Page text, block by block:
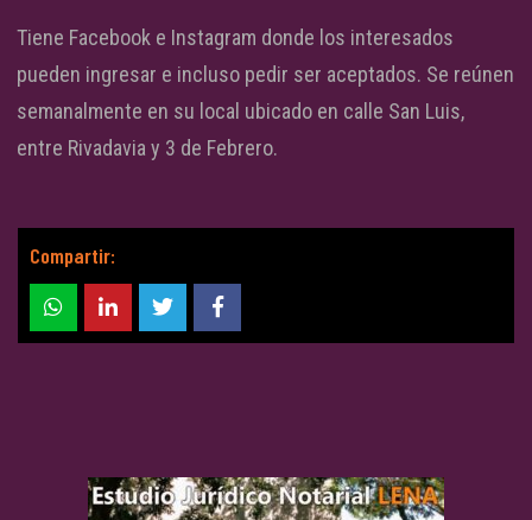
Tiene Facebook e Instagram donde los interesados
pueden ingresar e incluso pedir ser aceptados. Se reúnen
semanalmente en su local ubicado en calle San Luis,
entre Rivadavia y 3 de Febrero.
Compartir: